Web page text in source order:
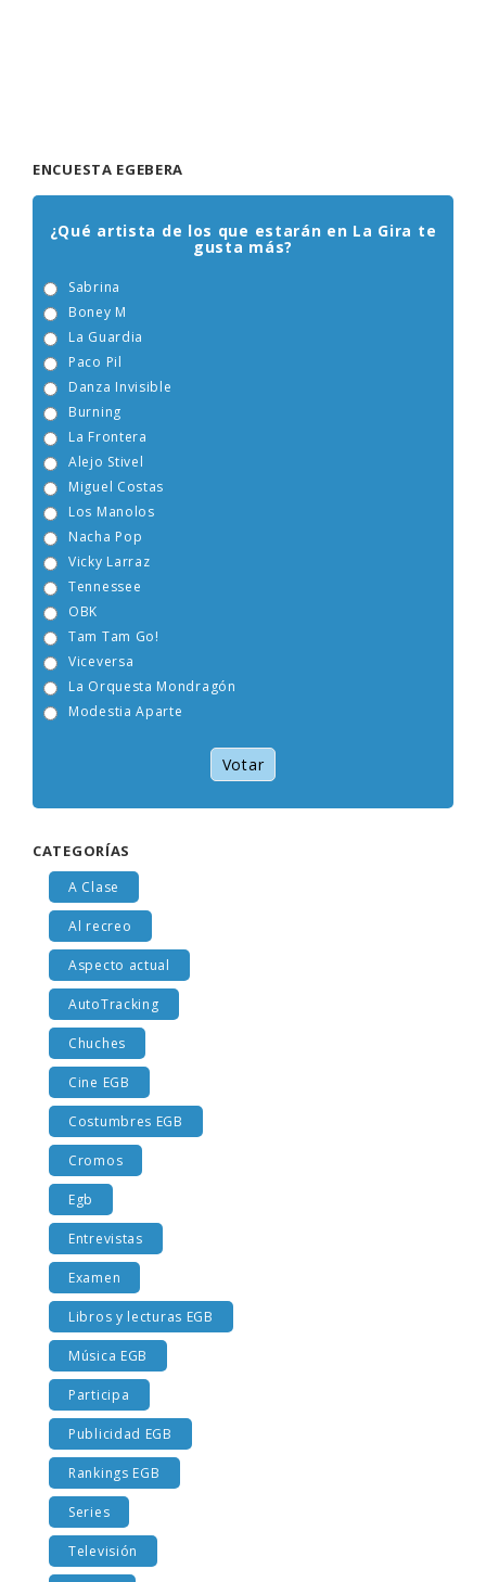
¿Qué artista de los que estarán en La Gira te
gusta más?
Boney M
Burning
Alejo Stivel
Miguel Costas
Nacha Pop
Vicky Larraz
La Orquesta Mondragón
Modestia Aparte
Votar
A Clase
Al recreo
Aspecto actual
AutoTracking
Chuches
Cine EGB
Costumbres EGB
Cromos
Egb
Entrevistas
Examen
Libros y lecturas EGB
Música EGB
Participa
Publicidad EGB
Rankings EGB
Series
Televisión